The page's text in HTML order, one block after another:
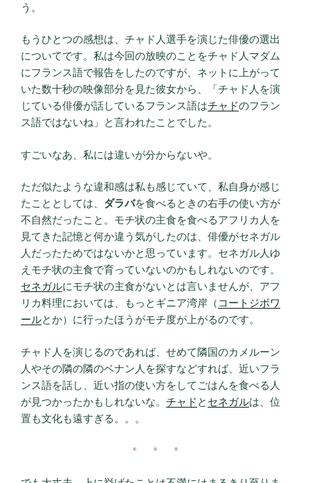
う。
もうひとつの感想は、チャド人選手を演じた俳優の選出
についてです。私は今回の放映のことをチャド人マダム
にフランス語で報告をしたのですが、ネットに上がって
いた数十秒の映像部分を見た彼女から、「チャド人を演
じている俳優が話しているフランス語はチャドのフラン
ス語ではないね」と言われたことでした。
すごいなあ、私には違いが分からないや。
ただ似たような違和感は私も感じていて、私自身が感じ
たこととしては、 ダラバを食べるときの右手の使い方が
不自然だったこと。モチ状の主食を食べるアフリカ人を
見てきた記憶と何か違う気がしたのは、俳優がセネガル
人だったためではないかと思っています。セネガル人ゆ
えモチ状の主食で育っていないのかもしれないのです。
セネガルにモチ状の主食がないとは言いませんが、アフ
リカ料理においては、もっとギニア湾岸（ コートジボワ
ールとか）に行ったほうがモチ度が上がるのです。
チャド人を演じるのであれば、せめて隣国のカメルーン
人やその隣の隣のベナン人を探すなどすれば、近いフラ
ンス語を話し、近い指の使い方をしてごはんを食べる人
が見つかったかもしれないな。 チャド と セネガルは、位
置も文化も遠すぎる。。。
＊ ＊ ＊